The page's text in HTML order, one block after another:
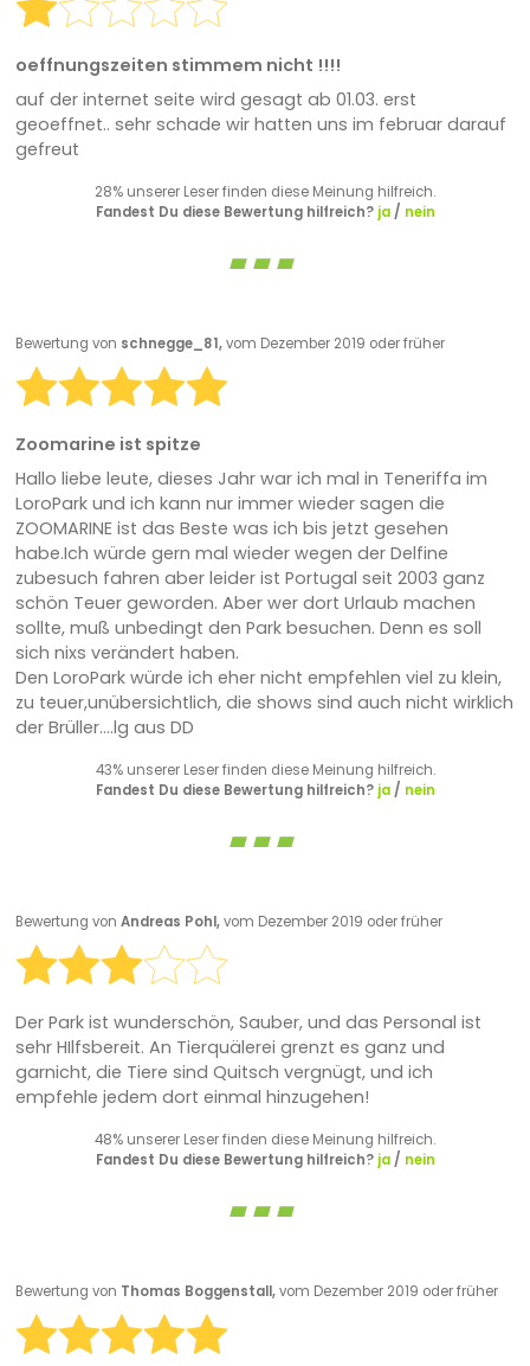
oeffnungszeiten stimmem nicht !!!!
auf der internet seite wird gesagt ab 01.03. erst
geoeffnet.. sehr schade wir hatten uns im februar darauf
gefreut
28% unserer Leser finden diese Meinung hilfreich.
Fandest Du diese Bewertung hilfreich? ja/ nein
Bewertung von schnegge_81,vom Dezember 2019 oder früher
Zoomarine ist spitze
Hallo liebe leute, dieses Jahr war ich mal in Teneriffa im
LoroPark und ich kann nur immer wieder sagen die
ZOOMARINE ist das Beste was ich bis jetzt gesehen
habe.Ich würde gern mal wieder wegen der Delfine
zubesuch fahren aber leider ist Portugal seit 2003 ganz
schön Teuer geworden. Aber wer dort Urlaub machen
sollte, muß unbedingt den Park besuchen. Denn es soll
sich nixs verändert haben.
Den LoroPark würde ich eher nicht empfehlen viel zu klein,
zu teuer,unübersichtlich, die shows sind auch nicht wirklich
der Brüller....lg aus DD
43% unserer Leser finden diese Meinung hilfreich.
Fandest Du diese Bewertung hilfreich? ja/ nein
Bewertung von Andreas Pohl,vom Dezember 2019 oder früher
Der Park ist wunderschön, Sauber, und das Personal ist
sehr HIlfsbereit. An Tierquälerei grenzt es ganz und
garnicht, die Tiere sind Quitsch vergnügt, und ich
empfehle jedem dort einmal hinzugehen!
48% unserer Leser finden diese Meinung hilfreich.
Fandest Du diese Bewertung hilfreich? ja/ nein
Bewertung von Thomas Boggenstall,vom Dezember 2019 oder früher